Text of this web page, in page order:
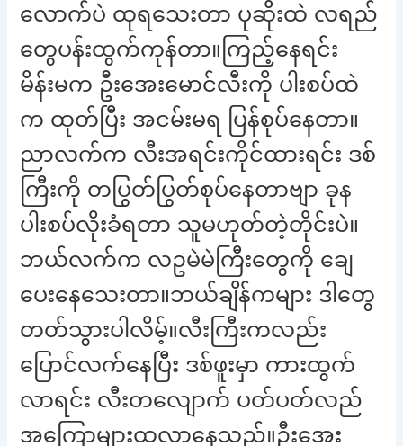
လောက်ပဲ ထုရသေးတာ ပုဆိုးထဲ လရည်
တွေပန်းထွက်ကုန်တာ။ကြည့်နေရင်း
မိန်းမက ဦးအေးမောင်လီးကို ပါးစပ်ထဲ
က ထုတ်ပြီး အငမ်းမရ ပြန်စုပ်နေတာ။
ညာလက်က လီးအရင်းကိုင်ထားရင်း ဒစ်
ကြီးကို တပြွတ်ပြွတ်စုပ်နေတာဗျာ ခုန
ပါးစပ်လိုးခံရတာ သူမဟုတ်တဲ့တိုင်းပဲ။
ဘယ်လက်က လဥမဲမဲကြီးတွေကို ချေ
ပေးနေသေးတာ။ဘယ်ချိန်ကများ ဒါတွေ
တတ်သွားပါလိမ့်။လီးကြီးကလည်း
ပြောင်လက်နေပြီး ဒစ်ဖူးမှာ ကားထွက်
လာရင်း လီးတလျောက် ပတ်ပတ်လည်
အကြောများထလာနေသည်။ဦးအေး